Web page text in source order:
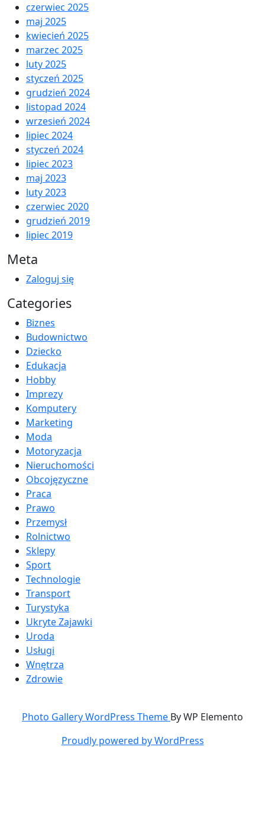
czerwiec 2025
maj 2025
kwiecień 2025
marzec 2025
luty 2025
styczeń 2025
grudzień 2024
listopad 2024
wrzesień 2024
lipiec 2024
styczeń 2024
lipiec 2023
maj 2023
luty 2023
czerwiec 2020
grudzień 2019
lipiec 2019
Meta
Zaloguj się
Categories
Biznes
Budownictwo
Dziecko
Edukacja
Hobby
Imprezy
Komputery
Marketing
Moda
Motoryzacja
Nieruchomości
Obcojęzyczne
Praca
Prawo
Przemysł
Rolnictwo
Sklepy
Sport
Technologie
Transport
Turystyka
Ukryte Zajawki
Uroda
Usługi
Wnętrza
Zdrowie
Photo Gallery WordPress Theme By WP Elemento
Proudly powered by WordPress